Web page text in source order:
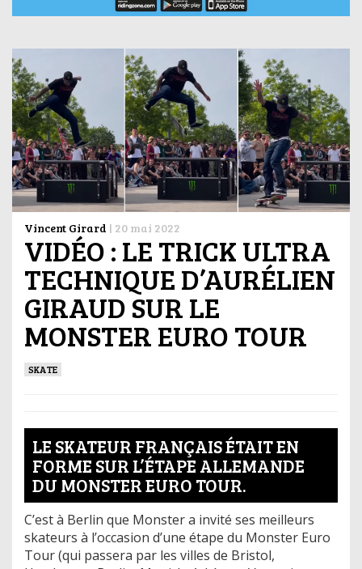
Vincent Girard | 20 mai 2022
VIDÉO : LE TRICK ULTRA
TECHNIQUE D’AURÉLIEN
GIRAUD SUR LE
MONSTER EURO TOUR
SKATE
LE SKATEUR FRANÇAIS ÉTAIT EN
FORME SUR L’ÉTAPE ALLEMANDE
DU MONSTER EURO TOUR.
C’est à Berlin que Monster a invité ses meilleurs
skateurs à l’occasion d’une étape du Monster Euro
Tour (qui passera par les villes de Bristol,